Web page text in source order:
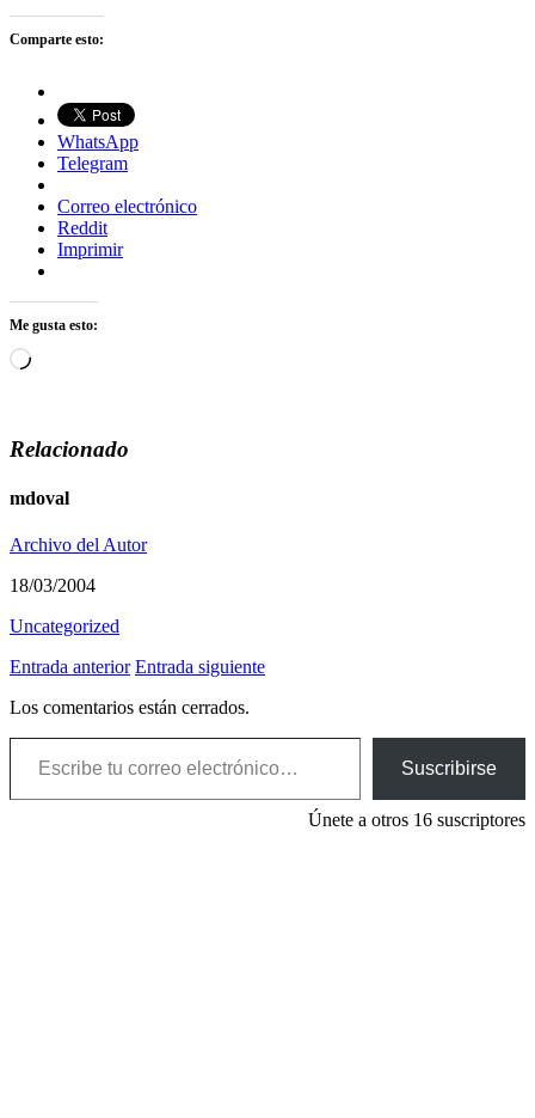
Comparte esto:
WhatsApp
Telegram
Correo electrónico
Reddit
Imprimir
Me gusta esto:
Cargando...
Relacionado
mdoval
Archivo del Autor
18/03/2004
Uncategorized
Entrada anterior Entrada siguiente
Los comentarios están cerrados.
Escribe tu correo electrónico…
Suscribirse
Únete a otros 16 suscriptores